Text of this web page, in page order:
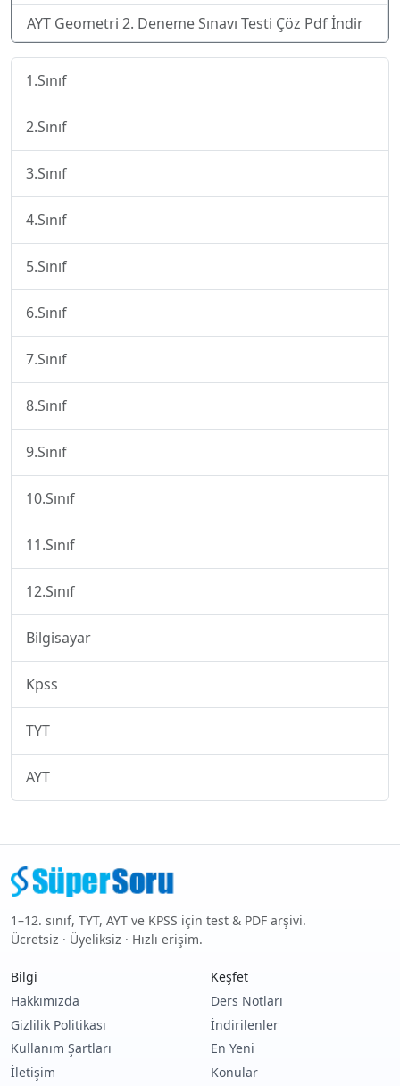
AYT Geometri 2. Deneme Sınavı Testi Çöz Pdf İndir
1.Sınıf
2.Sınıf
3.Sınıf
4.Sınıf
5.Sınıf
6.Sınıf
7.Sınıf
8.Sınıf
9.Sınıf
10.Sınıf
11.Sınıf
12.Sınıf
Bilgisayar
Kpss
TYT
AYT
1–12. sınıf, TYT, AYT ve KPSS için test & PDF arşivi.
Ücretsiz · Üyeliksiz · Hızlı erişim.
Bilgi
Hakkımızda
Gizlilik Politikası
Kullanım Şartları
İletişim
Keşfet
Ders Notları
İndirilenler
En Yeni
Konular